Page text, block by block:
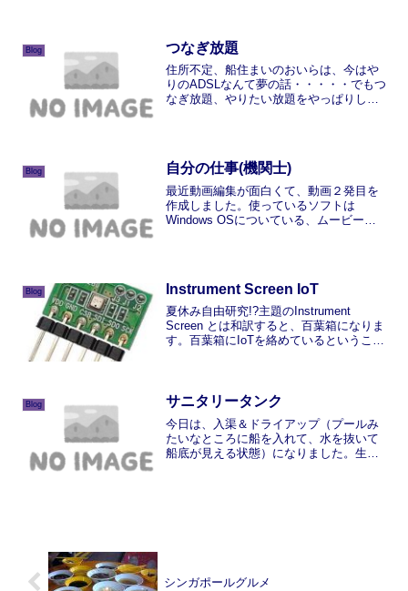
れいでＧＯＯＤでした。今...
Blog つなぎ放題
住所不定、船住まいのおいらは、今はや
りのADSLなんて夢の話・・・・・でもつ
なぎ放題、やりたい放題をやっぱりした
から、沖に出...
Blog 自分の仕事(機関士)
最近動画編集が面白くて、動画２発目を
作成しました。使っているソフトは
Windows OSについている、ムービーメ
Blog Instrument Screen IoT
夏休み自由研究!?主題のInstrument
Screen とは和訳すると、百葉箱になりま
す。百葉箱にIoTを絡めているということ
Blog サニタリータンク
今日は、入渠＆ドライアップ（プールみ
たいなところに船を入れて、水を抜いて
船底が見える状態）になりました。生ま
シンガポールグルメ